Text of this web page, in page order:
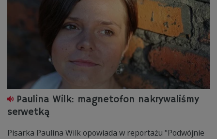
Paulina Wilk: magnetofon nakrywaliśmy
serwetką
Pisarka Paulina Wilk opowiada w reportażu "Podwójnie